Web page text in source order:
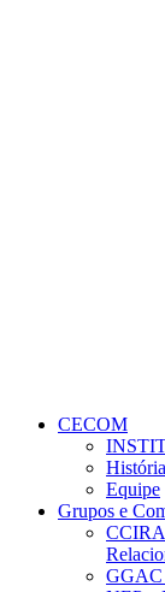
CECOM
História
Equipe
Grupos e
GGAC